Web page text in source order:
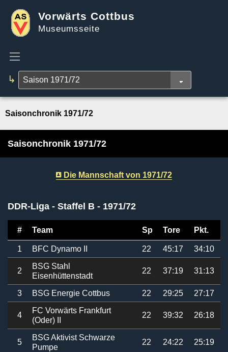
Vorwärts Cottbus
Museumsseite
↳
Saisonchronik 1971/72
Saisonchronik 1971/72
Die Mannschaft von 1971/72
DDR-Liga - Staffel B - 1971/72
# Team Sp Tore Pkt.
1 BFC Dynamo II 22 45:17 34:10
2
BSG Stahl
Eisenhüttenstadt
22 37:19 31:13
3 BSG Energie Cottbus 22 29:25 27:17
4
FC Vorwärts Frankfurt
(Oder) II
22 39:32 26:18
5
BSG Aktivist Schwarze
Pumpe
22 24:22 25:19